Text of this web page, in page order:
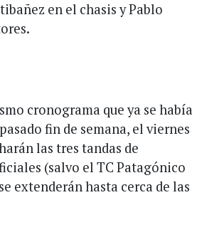
en el chasis y Pablo
cronograma que ya se había
fin de semana, el viernes
las tres tandas de
(salvo el TC Patagónico
extenderán hasta cerca de las